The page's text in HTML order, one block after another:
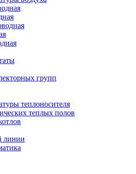
групп
теплоносителя
теплых полов
линии